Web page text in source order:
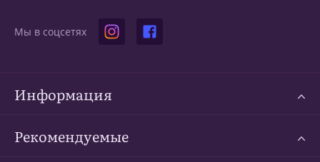
Мы в соцсетях
Информация
Рекомендуемые